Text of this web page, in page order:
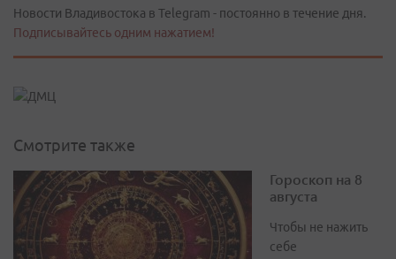
Новости Владивостока в Telegram - постоянно в течение дня.
Подписывайтесь одним нажатием!
Смотрите также
Гороскоп на 8
августа
Чтобы не нажить
себе